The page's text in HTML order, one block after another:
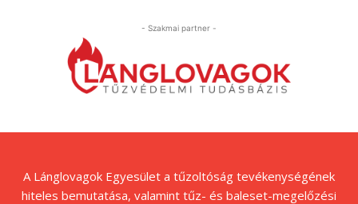
- Szakmai partner -
A Lánglovagok Egyesület a tűzoltóság tevékenységének
hiteles bemutatása, valamint tűz- és baleset-megelőzési